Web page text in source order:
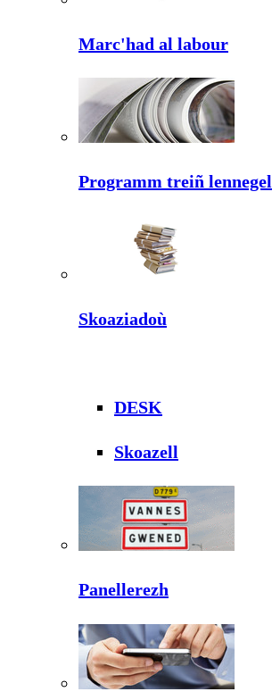
Marc'had al labour
Programm treiñ lennegel
Skoaziadoù
DESK
Skoazell
Panellerezh